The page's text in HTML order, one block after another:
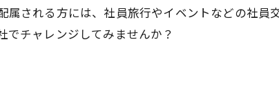
される方には、社員旅行やイベントなどの社員
でチャレンジしてみませんか？